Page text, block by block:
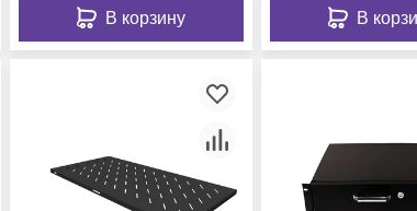
В корзину В